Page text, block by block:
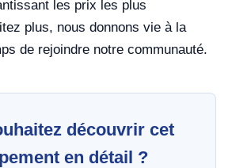
les prix les plus
plus, nous donnons vie à la
de rejoindre notre communauté.
découvrir cet
en détail ?